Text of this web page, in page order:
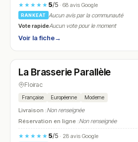
★★★★★ 5/5· 68 avis Google
RANKEAT
Aucun avis par la communauté
Vote rapideAucun vote pour le moment
Voir la fiche→
N° 5
La Brasserie Parallèle
Floirac
Française Européenne Moderne
Livraison :Non renseignée
Réservation en ligne :Non renseignée
★★★★★ 5/5· 28 avis Google